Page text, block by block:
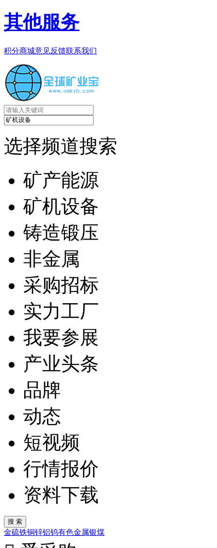
其他服务
积分商城意见反馈联系我们
选择频道搜索
矿产能源
矿机设备
铸造锻压
非金属
采购招标
实力工厂
我要参展
产业头条
品牌
动态
短视频
行情报价
资料下载
金硫铁铜锌铝钨有色金属银煤